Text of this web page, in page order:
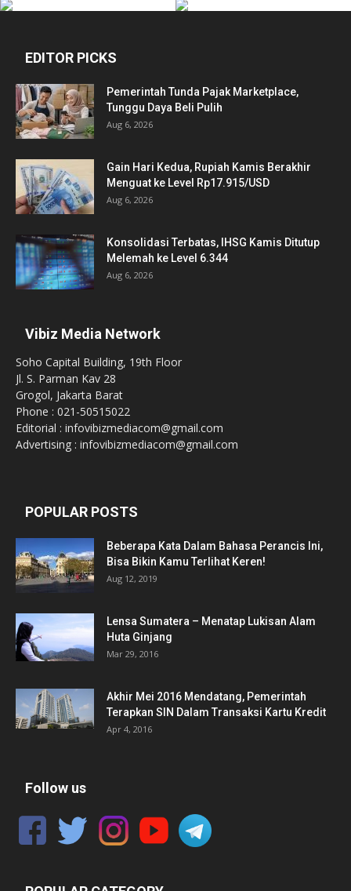
EDITOR PICKS
Pemerintah Tunda Pajak Marketplace,
Tunggu Daya Beli Pulih
Aug 6, 2026
Gain Hari Kedua, Rupiah Kamis Berakhir
Menguat ke Level Rp17.915/USD
Aug 6, 2026
Konsolidasi Terbatas, IHSG Kamis Ditutup
Melemah ke Level 6.344
Aug 6, 2026
Vibiz Media Network
Soho Capital Building, 19th Floor
Jl. S. Parman Kav 28
Grogol, Jakarta Barat
Phone : 021-50515022
Editorial : infovibizmediacom@gmail.com
Advertising : infovibizmediacom@gmail.com
POPULAR POSTS
Beberapa Kata Dalam Bahasa Perancis Ini,
Bisa Bikin Kamu Terlihat Keren!
Aug 12, 2019
Lensa Sumatera – Menatap Lukisan Alam
Huta Ginjang
Mar 29, 2016
Akhir Mei 2016 Mendatang, Pemerintah
Terapkan SIN Dalam Transaksi Kartu Kredit
Apr 4, 2016
Follow us